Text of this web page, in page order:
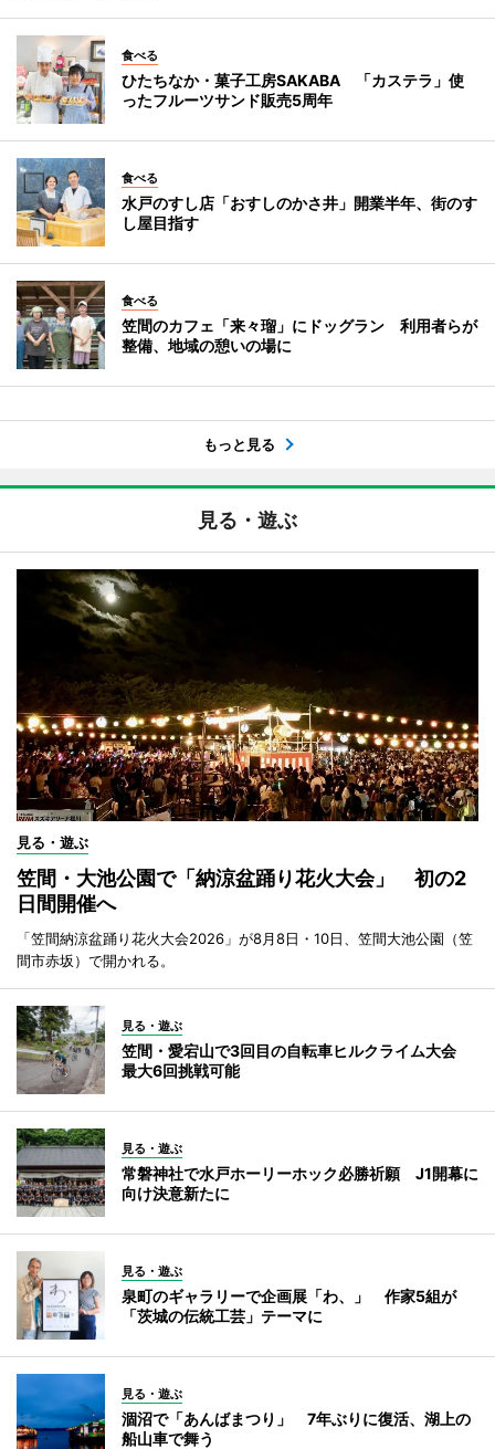
食べる
ひたちなか・菓子工房SAKABA 「カステラ」使
ったフルーツサンド販売5周年
食べる
水戸のすし店「おすしのかさ井」開業半年、街のす
し屋目指す
食べる
笠間のカフェ「来々瑠」にドッグラン 利用者らが
整備、地域の憩いの場に
もっと見る
見る・遊ぶ
見る・遊ぶ
笠間・大池公園で「納涼盆踊り花火大会」 初の2
日間開催へ
「笠間納涼盆踊り花火大会2026」が8月8日・10日、笠間大池公園（笠
間市赤坂）で開かれる。
見る・遊ぶ
笠間・愛宕山で3回目の自転車ヒルクライム大会
最大6回挑戦可能
見る・遊ぶ
常磐神社で水戸ホーリーホック必勝祈願 J1開幕に
向け決意新たに
見る・遊ぶ
泉町のギャラリーで企画展「わ、」 作家5組が
「茨城の伝統工芸」テーマに
見る・遊ぶ
涸沼で「あんばまつり」 7年ぶりに復活、湖上の
船山車で舞う